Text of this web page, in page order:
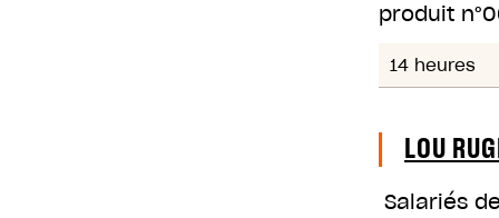
produit n°
14 heures
LOU
Salariés